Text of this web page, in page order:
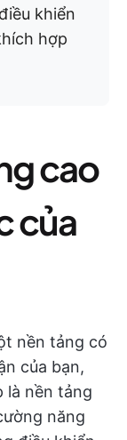
khiển
hợp
cao
của
nền tảng có
của bạn,
là nền tảng
năng